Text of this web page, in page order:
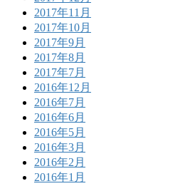
2017年11月
2017年10月
2017年9月
2017年8月
2017年7月
2016年12月
2016年7月
2016年6月
2016年5月
2016年3月
2016年2月
2016年1月